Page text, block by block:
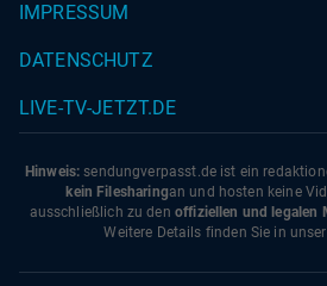
IMPRESSUM
DATENSCHUTZ
LIVE-TV-JETZT.DE
Hinweis: sendungverpasst.de ist ein
kein Filesharingan und hosten keine
ausschließlich zu den offiziellen und legalen
Weitere Details finden Sie in